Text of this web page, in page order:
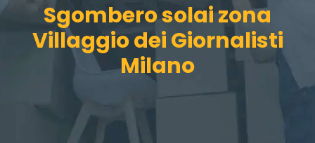
Sgombero solai zona
Villaggio dei Giornalisti
Milano